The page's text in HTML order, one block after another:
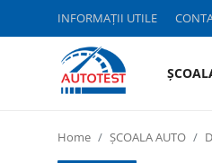
INFORMAȚII UTILE
ȘCOALA AUTO
Home ȘCOALA AUTO